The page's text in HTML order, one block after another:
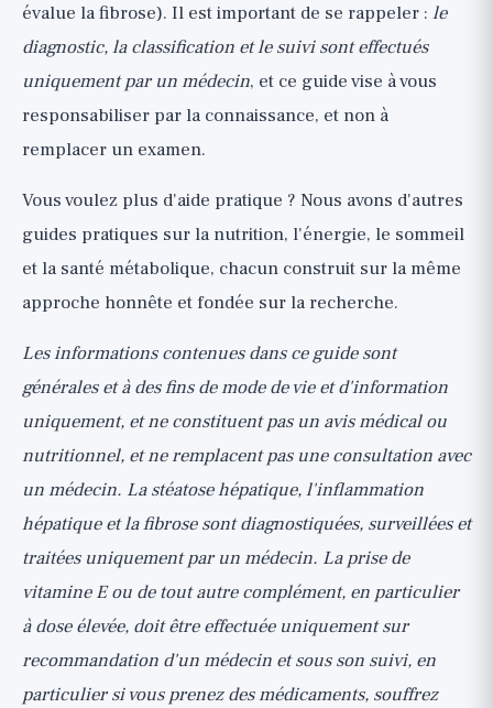
évalue la fibrose). Il est important de se rappeler : le
diagnostic, la classification et le suivi sont effectués
uniquement par un médecin, et ce guide vise à vous
responsabiliser par la connaissance, et non à
remplacer un examen.
Vous voulez plus d'aide pratique ? Nous avons d'autres
guides pratiques sur la nutrition, l'énergie, le sommeil
et la santé métabolique, chacun construit sur la même
approche honnête et fondée sur la recherche.
Les informations contenues dans ce guide sont
générales et à des fins de mode de vie et d'information
uniquement, et ne constituent pas un avis médical ou
nutritionnel, et ne remplacent pas une consultation avec
un médecin. La stéatose hépatique, l'inflammation
hépatique et la fibrose sont diagnostiquées, surveillées et
traitées uniquement par un médecin. La prise de
vitamine E ou de tout autre complément, en particulier
à dose élevée, doit être effectuée uniquement sur
recommandation d'un médecin et sous son suivi, en
particulier si vous prenez des médicaments, souffrez